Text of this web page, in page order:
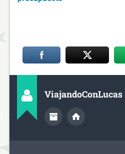
ViajandoConLucas